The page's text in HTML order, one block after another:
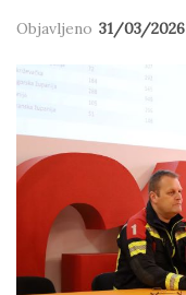
Objavljeno 31/03/2026